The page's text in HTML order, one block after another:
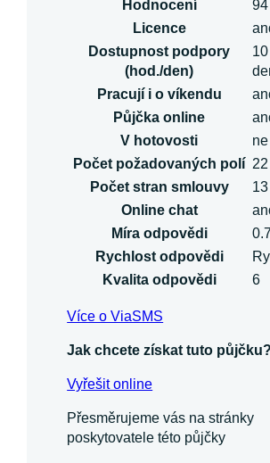
Hodnocení
Licence
Dostupnost podpory
(hod./den)
Pracují i o víkendu
Půjčka online
V hotovosti
ne
Počet požadovaných polí 22
Počet stran smlouvy
13
Online chat
Míra odpovědi
0.7
Rychlost odpovědi
Kvalita odpovědi
6
Více o ViaSMS
Jak chcete získat tuto půjčku?
Vyřešit online
Přesměrujeme vás na stránky
poskytovatele této půjčky